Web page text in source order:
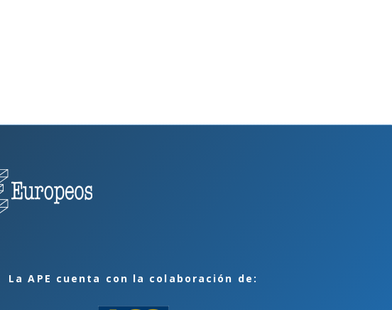
La APE cuenta con la colaboración de: